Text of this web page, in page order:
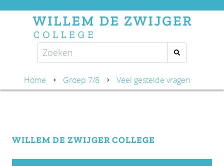
Home Groep 7/8 Veel gestelde vragen
WILLEM DE ZWIJGERCOLLEGE